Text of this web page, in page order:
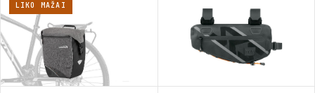
LIKO MAŽAI